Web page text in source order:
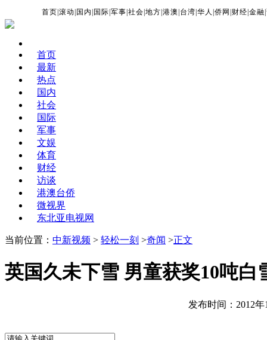
首页 |滚动 国内 国际 |军事 |社会 |地方 |港澳 台湾 |华人 |侨网 财经 |金融 |
首页
最新
热点
国内
社会
国际
军事
文娱
体育
财经
访谈
港澳台侨
微视界
东北亚电视网
当前位置： 中新视频 > 轻松一刻 >奇闻 >正文
英国久未下雪 男童获奖10吨白
发布时间：2012年